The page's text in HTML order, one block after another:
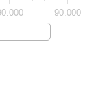
90.000